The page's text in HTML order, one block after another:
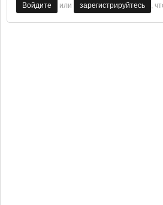
Войдите или зарегистрируйтесь ,